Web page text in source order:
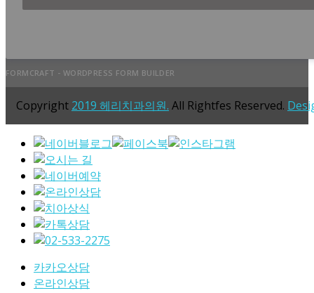
FORMCRAFT - WORDPRESS FORM BUILDER
Copyright 2019 헤리치과의원. All Rightfes Reserved.
카카오상담
온라인상담